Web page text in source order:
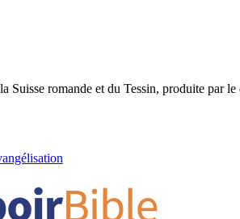
romande et du Tessin, produite par